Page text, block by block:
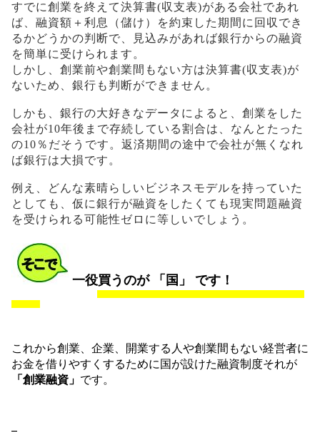
すでに創業を終えて決算書(収支表)がある会社であれ
ば、融資額＋利息（儲け）を約束した期間に回収でき
るかどうかの判断で、見込みがあれば銀行からの融資
を簡単に受けられます。
しかし、創業前や創業間もない方は決算書(収支表)が
ないため、銀行も判断ができません。
しかも、銀行の大好きなデータによると、創業をした
会社が10年後まで存続している割合は、なんとたった
の10％だそうです。返済期間の途中で会社が無くなれ
ば銀行は大損です。
例え、どんな素晴らしいビジネスモデルを持っていた
としても、仮に銀行が融資をしたくても現実問題融資
を受けられる可能性ゼロに等しいでしょう。
一役買うのが 「国」 です！
これから創業、企業、開業する人や創業間もない経営者に
お金を借りやすくするために国が設けた融資制度それが
「創業融資」 です。